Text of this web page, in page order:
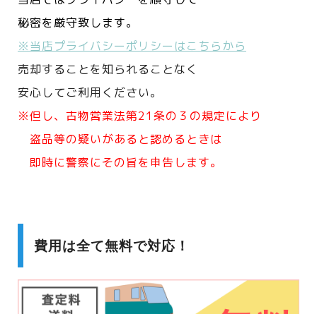
秘密を厳守致します。
※当店プライバシーポリシーはこちらから
売却することを知られることなく
安心してご利用ください。
※但し、古物営業法第21条の３の規定により
盗品等の疑いがあると認めるときは
即時に警察にその旨を申告します。
費用は全て無料で対応！